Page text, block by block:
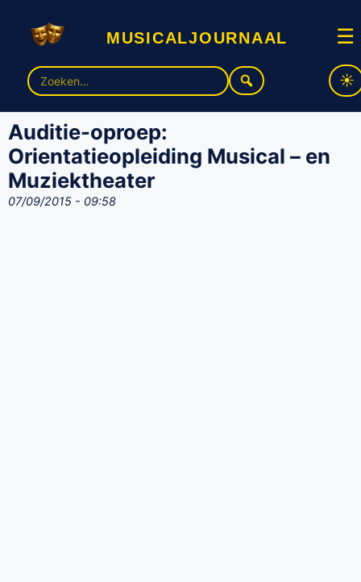
musicaljournaal ☰
Zoek
naar:
Auditie-oproep:
Orientatieopleiding Musical – en
Muziektheater
07/09/2015 - 09:58